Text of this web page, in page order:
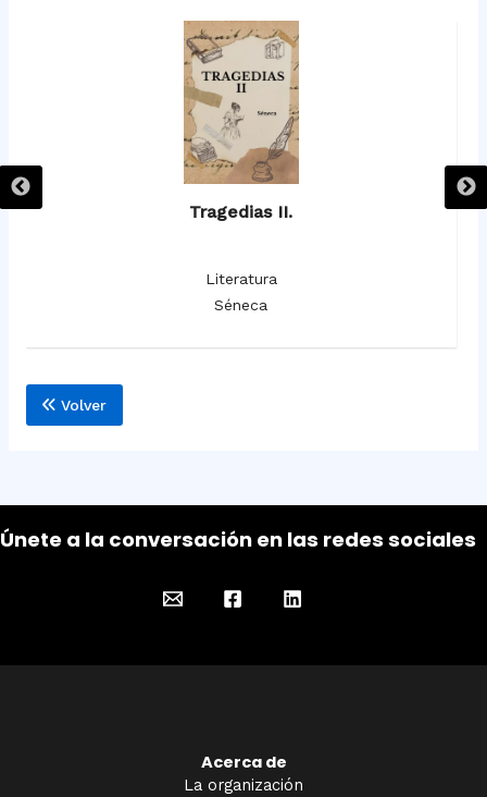
Tragedias II.
Literatura
Séneca
Volver
Únete a la conversación en las redes sociales
Acerca de
La organización